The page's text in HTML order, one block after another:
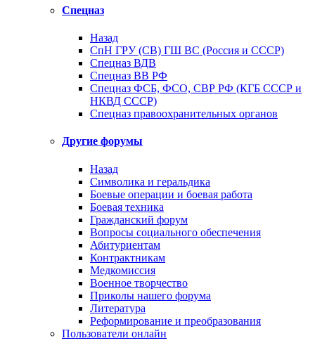
Спецназ
Назад
СпН ГРУ (СВ) ГШ ВС (Россия и СССР)
Спецназ ВДВ
Спецназ ВВ РФ
Спецназ ФСБ, ФСО, СВР РФ (КГБ СССР и
НКВД СССР)
Спецназ правоохранительных органов
Другие форумы
Назад
Символика и геральдика
Боевые операции и боевая работа
Боевая техника
Гражданский форум
Вопросы социального обеспечения
Абитуриентам
Контрактникам
Медкомиссия
Военное творчество
Приколы нашего форума
Литература
Реформирование и преобразования
Пользователи онлайн